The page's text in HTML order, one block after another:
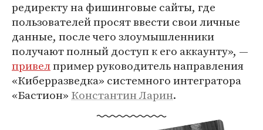
редиректу на фишинговые сайты, где
пользователей просят ввести свои личные
данные, после чего злоумышленники
получают полный доступ к его аккаунту», —
привелпример руководитель направления
«Киберразведка» системного интегратора
«Бастион» Константин Ларин.